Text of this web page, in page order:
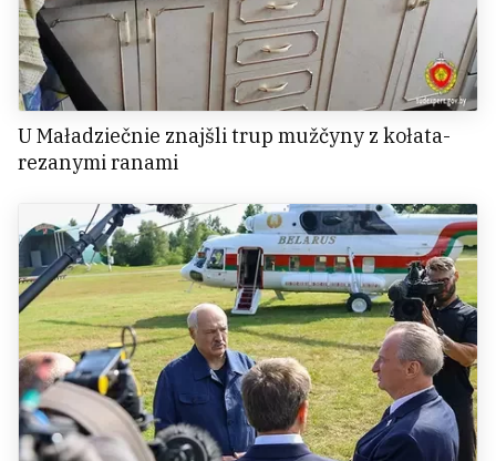
U Maładziečnie znajšli trup mužčyny z kołata-
rezanymi ranami